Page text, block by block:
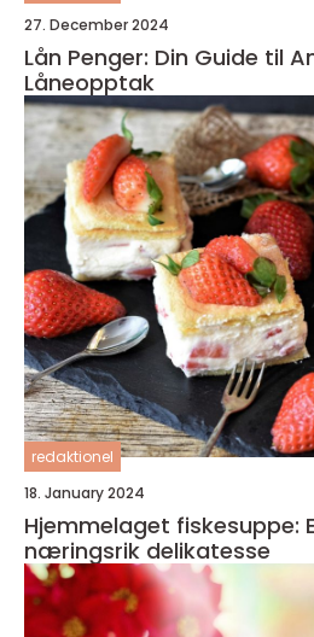
27. December 2024
Lån Penger: Din Guide til
Låneopptak
redaktionel
18. January 2024
Hjemmelaget fiskesuppe:
næringsrik delikatesse